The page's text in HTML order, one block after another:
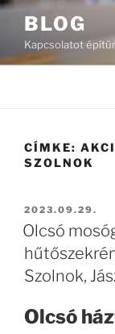
Tartalomhoz
BLOG
Kapcsolatot
CÍMKE:
SZOLNOK
BEKÜLDVE:
2023.09.29.
Olcsó
Szolnok,
Olcsó